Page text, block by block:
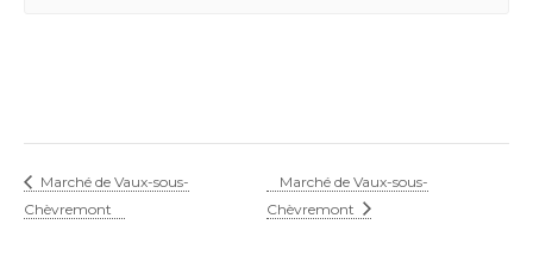
Marché de Vaux-sous-
Chèvremont
Marché de Vaux-sous-
Chèvremont